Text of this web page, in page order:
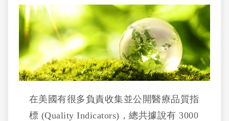
在美國有很多負責收集並公開醫療品質指
標 (Quality Indicators)，總共據說有 3000